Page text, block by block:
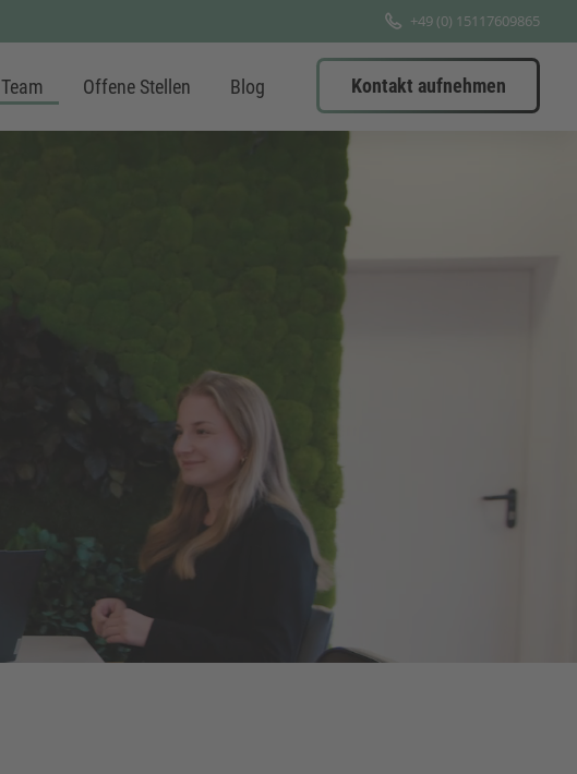
+49 (0) 15117609865
Team Offene Stellen Blog Kontakt aufnehmen